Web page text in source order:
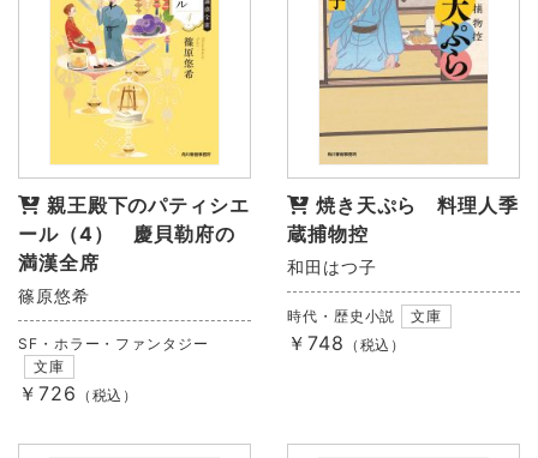
親王殿下のパティシエ
ール（4） 慶貝勒府の
満漢全席
篠原悠希
SF・ホラー・ファンタジー
文庫
￥726 （税込）
焼き天ぷら 料理人季
蔵捕物控
和田はつ子
時代・歴史小説 文庫
￥748 （税込）